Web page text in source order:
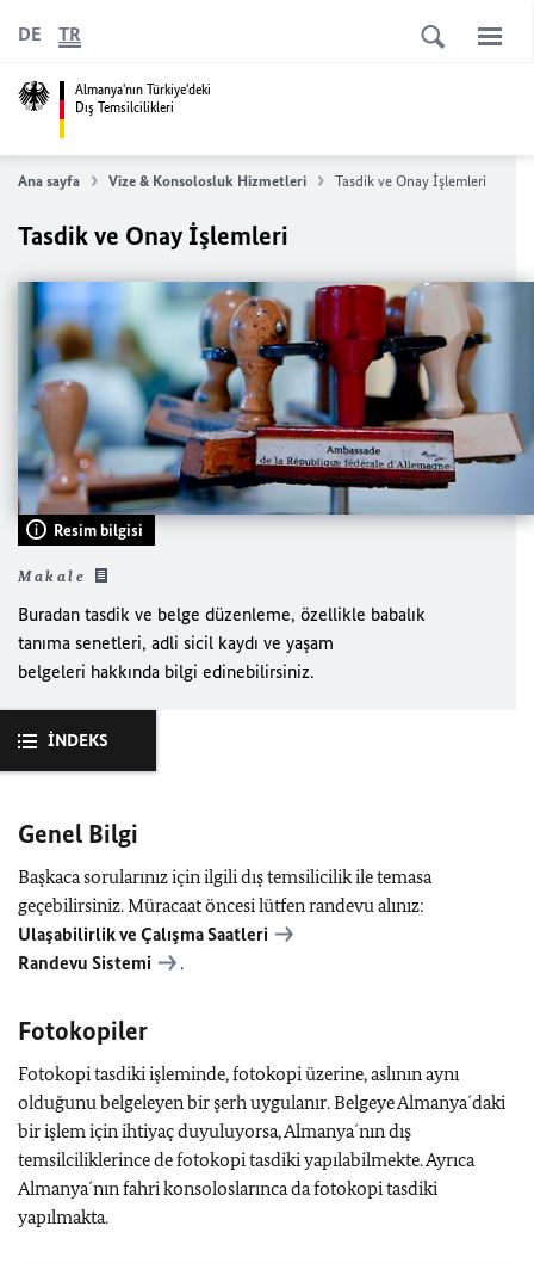
Almanya'nın Türkiye'deki
Dış Temsilcilikleri
DE TR
Ana sayfa Vize & Konsolosluk Hizmetleri Tasdik ve Onay İşlemleri
Tasdik ve Onay İşlemleri
Resim bilgisi
Makale
Buradan tasdik ve belge düzenleme, özellikle babalık
tanıma senetleri, adli sicil kaydı ve yaşam
belgeleri hakkında bilgi edinebilirsiniz.
İNDEKS
Genel Bilgi
Başkaca sorularınız için ilgili dış temsilicilik ile temasa
geçebilirsiniz. Müracaat öncesi lütfen randevu alınız:
Ulaşabilirlik ve Çalışma Saatleri
Randevu Sistemi
.
Fotokopiler
Fotokopi tasdiki işleminde, fotokopi üzerine, aslının aynı
olduğunu belgeleyen bir şerh uygulanır. Belgeye Almanya´daki
bir işlem için ihtiyaç duyuluyorsa, Almanya´nın dış
temsilciliklerince de fotokopi tasdiki yapılabilmekte. Ayrıca
Almanya´nın fahri konsoloslarınca da fotokopi tasdiki
yapılmakta.